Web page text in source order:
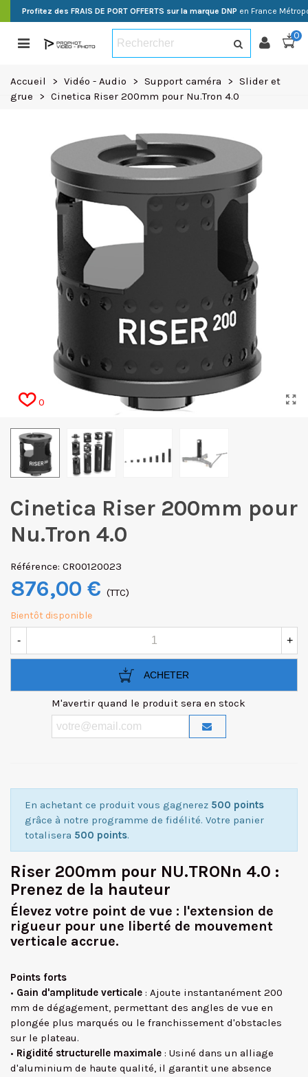
Profitez des FRAIS DE PORT OFFERTS sur la marque DNP en France
0
Accueil > Vidéo - Audio > Support caméra > Slider et
grue
> Cinetica Riser 200mm pour Nu.Tron 4.0
0
Cinetica Riser 200mm pour
Nu.Tron 4.0
Référence: CR00120023
876,00 € (TTC)
Bientôt disponible
- +
ACHETER
M'avertir quand le produit sera en stock
En achetant ce produit vous gagnerez 500 points
grâce à notre programme de fidélité. Votre panier
totalisera 500 points.
Riser 200mm pour NU.TRONn 4.0 :
Prenez de la hauteur
Élevez votre point de vue : l'extension de
rigueur pour une liberté de mouvement
verticale accrue.
Points forts
• Gain d'amplitude verticale : Ajoute instantanément 200
mm de dégagement, permettant des angles de vue en
plongée plus marqués ou le franchissement d'obstacles
sur le plateau.
• Rigidité structurelle maximale : Usiné dans un alliage
d'aluminium de haute qualité, il garantit une absence